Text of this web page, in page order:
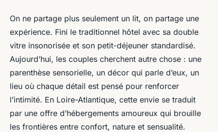
Où trouver une love room en
Loire Atlantique pour un
week-end romantique ?
Callista•14/05/2026 18:47 •7 min de lecture
On ne partage plus seulement un lit, on partage une
expérience. Fini le traditionnel hôtel avec sa double
vitre insonorisée et son petit-déjeuner standardisé.
Aujourd’hui, les couples cherchent autre chose : une
parenthèse sensorielle, un décor qui parle d’eux, un
lieu où chaque détail est pensé pour renforcer
l’intimité. En Loire-Atlantique, cette envie se traduit
par une offre d’hébergements amoureux qui brouille
les frontières entre confort, nature et sensualité.